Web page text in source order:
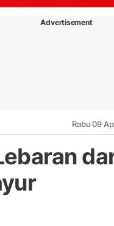
Advertisement
Rabu 09